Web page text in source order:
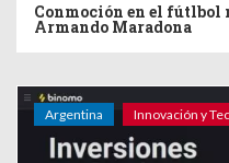
Conmoción en el
Armando Maradona
Argentina Innovación y